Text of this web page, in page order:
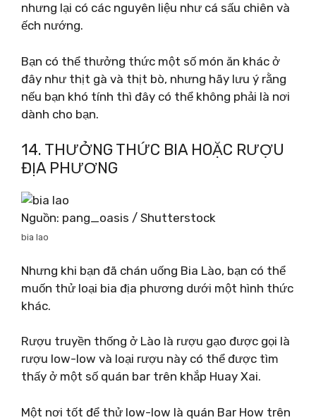
nhưng lại có các nguyên liệu như cá sấu chiên và
ếch nướng.
Bạn có thể thưởng thức một số món ăn khác ở
đây như thịt gà và thịt bò, nhưng hãy lưu ý rằng
nếu bạn khó tính thì đây có thể không phải là nơi
dành cho bạn.
14. THƯỞNG THỨC BIA HOẶC RƯỢU
ĐỊA PHƯƠNG
Nguồn: pang_oasis / Shutterstock
bia lao
Nhưng khi bạn đã chán uống Bia Lào, bạn có thể
muốn thử loại bia địa phương dưới một hình thức
khác.
Rượu truyền thống ở Lào là rượu gạo được gọi là
rượu low-low và loại rượu này có thể được tìm
thấy ở một số quán bar trên khắp Huay Xai.
Một nơi tốt để thử low-low là quán Bar How trên